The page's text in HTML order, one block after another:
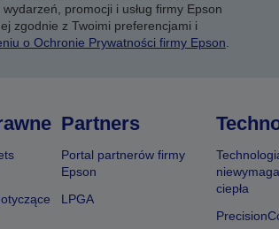
promocji i usług firmy Epson
zgodnie z Twoimi preferencjami i
o Ochronie Prywatności firmy Epson
Partners
Portal partnerów firmy
Epson
LPGA
ciepła